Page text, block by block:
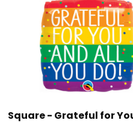
Square - Grateful for